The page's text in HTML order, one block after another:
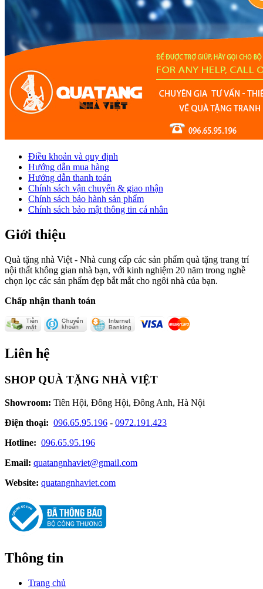
Điều khoản và quy định
Hướng dẫn mua hàng
Hướng dẫn thanh toán
Chính sách vận chuyển & giao nhận
Chính sách bảo hành sản phẩm
Chính sách bảo mật thông tin cá nhân
Giới thiệu
Quà tặng nhà Việt - Nhà cung cấp các sản phẩm quà tặng trang trí
nội thất không gian nhà bạn, với kinh nghiệm 20 năm trong nghề
chọn lọc các sản phẩm đẹp bắt mắt cho ngôi nhà của bạn.
Chấp nhận thanh toán
Liên hệ
SHOP QUÀ TẶNG NHÀ VIỆT
Showroom: Tiên Hội, Đông Hội, Đông Anh, Hà Nội
Điện thoại: 096.65.95.196 - 0972.191.423
Hotline: 096.65.95.196
Email: quatangnhaviet@gmail.com
Website: quatangnhaviet.com
Thông tin
Trang chủ